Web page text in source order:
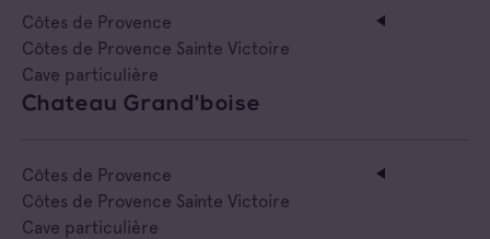
Cave particulière
Négoce vinificateur
Négociant Etranger
Côtes de Provence
Côtes de Provence Sainte Victoire
Cave particulière
Chateau Grand'boise
Côtes de Provence
Côtes de Provence Sainte Victoire
Cave particulière